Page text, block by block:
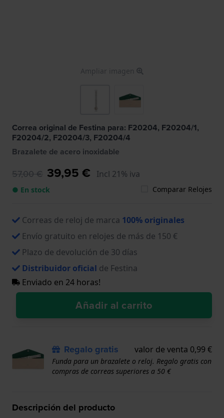
Ampliar imagen
Correa original de Festina para: F20204, F20204/1,
F20204/2, F20204/3, F20204/4
Brazalete de acero inoxidable
57,00 € 39,95 € Incl 21% iva
● En stock Comparar Relojes
Correas de reloj de marca 100% originales
Envío gratuito en relojes de más de 150 €
Plazo de devolución de 30 días
Distribuidor oficial de Festina
Enviado en 24 horas!
Añadir al carrito
Regalo gratis valor de venta 0,99 €
Funda para un brazalete o reloj. Regalo gratis con
compras de correas superiores a 50 €
Descripción del producto